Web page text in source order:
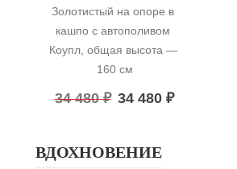
Золотистый на опоре в
кашпо с автополивом
Коупл, общая высота —
160 см
34 480₽ 34 480₽
ВДОХНОВЕНИЕ